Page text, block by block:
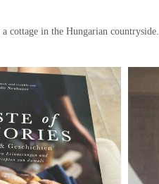
cottage in the Hungarian countryside.